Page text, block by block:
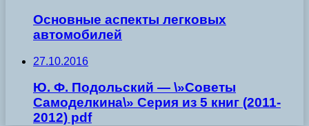
Основные аспекты легковых
автомобилей
27.10.2016
Ю. Ф. Подольский — \»Советы
Самоделкина\» Серия из 5 книг (2011-
2012) pdf